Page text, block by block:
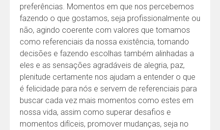
preferências. Momentos em que nos percebemos
fazendo o que gostamos, seja profissionalmente ou
não, agindo coerente com valores que tomamos
como referenciais da nossa existência, tomando
decisões e fazendo escolhas também alinhadas a
eles e as sensações agradáveis de alegria, paz,
plenitude certamente nos ajudam a entender o que
é felicidade para nós e servem de referenciais para
buscar cada vez mais momentos como estes em
nossa vida, assim como superar desafios e
momentos difíceis, promover mudanças, seja no